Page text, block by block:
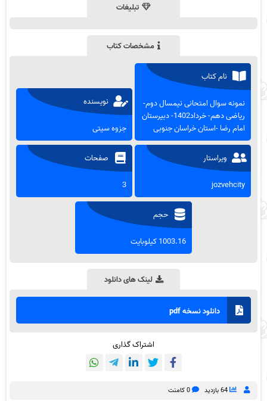
تبلیغات
مشخصات کتاب
نام کتاب
نمونه سوال امتحانی نیمسال دوم-
ریاضی دهم- خرداد1402- دبیرستان
امام رضا -استان خراسان جنوبی
نویسنده
جزوه سیتی
ویراستار
jozvehcity
صفحات
3
حجم
1003.16 کیلوبایت
لینک های دانلود
دانلود نسخه pdf
اشتراک گذاری
64 بازدید 0 کامنت